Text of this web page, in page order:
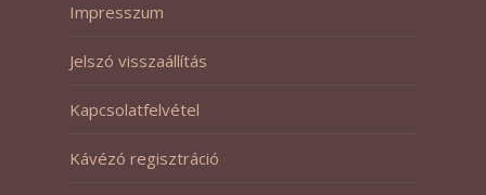
Impresszum
Jelszó visszaállítás
Kapcsolatfelvétel
Kávézó regisztráció